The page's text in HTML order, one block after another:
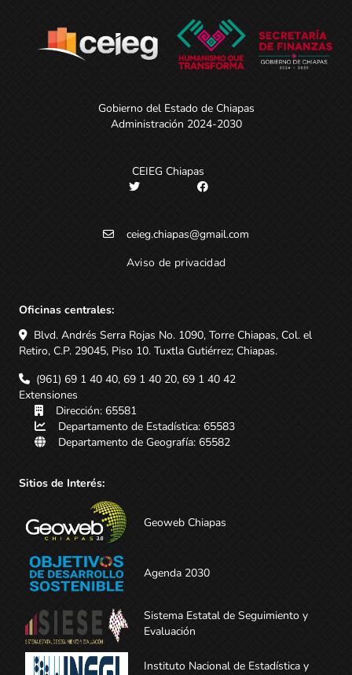
Gobierno del Estado de Chiapas
Administración 2024-2030
CEIEG Chiapas
ceieg.chiapas@gmail.com
Aviso de privacidad
Oficinas centrales:
Blvd. Andrés Serra Rojas No. 1090, Torre Chiapas, Col. el
Retiro, C.P. 29045, Piso 10. Tuxtla Gutiérrez; Chiapas.
(961) 69 1 40 40, 69 1 40 20, 69 1 40 42
Extensiones
Dirección: 65581
Departamento de Estadística: 65583
Departamento de Geografía: 65582
Sitios de Interés:
Geoweb Chiapas
Agenda 2030
Sistema Estatal de Seguimiento y
Evaluación
Instituto Nacional de Estadística y